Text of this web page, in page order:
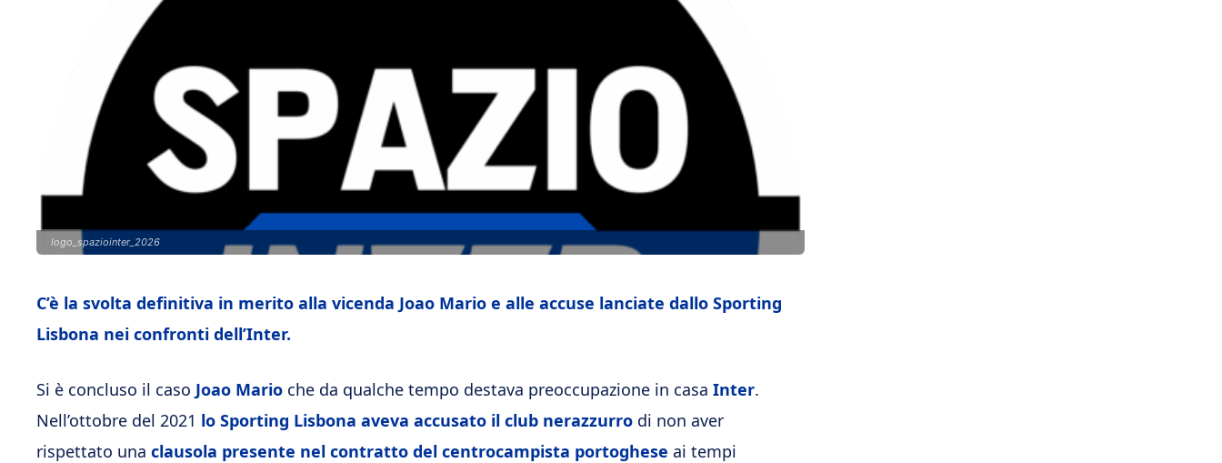
logo_spaziointer_2026
C’è la svolta definitiva in merito alla vicenda Joao Mario e alle accuse lanciate dallo Sporting
Lisbona nei confronti dell’Inter.
Si è concluso il caso Joao Mario che da qualche tempo destava preoccupazione in casa Inter.
Nell’ottobre del 2021 lo Sporting Lisbona aveva accusato il club nerazzurro di non aver
rispettato una clausola presente nel contratto del centrocampista portoghese ai tempi